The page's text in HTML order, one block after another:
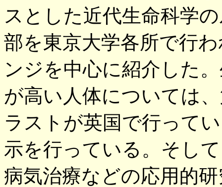
スとした近代生命科学
部を東京大学各所で行
ンジを中心に紹介した
が高い人体については
ラストが英国で行って
示を行っている。そし
病気治療などの応用的